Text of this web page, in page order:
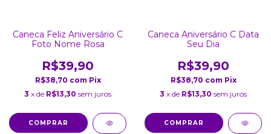
Caneca Feliz Aniversário C
Foto Nome Rosa
R$39,90
R$38,70 com Pix
3 x de R$13,30 sem juros
COMPRAR
Caneca Aniversário C Data
Seu Dia
R$39,90
R$38,70 com Pix
3 x de R$13,30 sem juros
COMPRAR